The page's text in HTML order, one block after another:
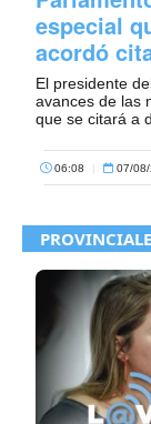
especial
acordó
El presidente
avances de las
que se citará a
06:08 | 07/